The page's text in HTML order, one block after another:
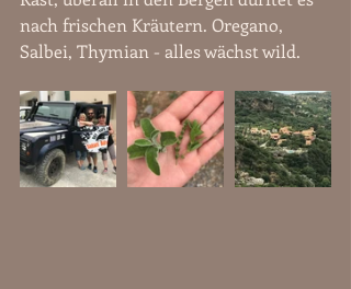
nach frischen Kräutern. Oregano,
Salbei, Thymian - alles wächst wild.